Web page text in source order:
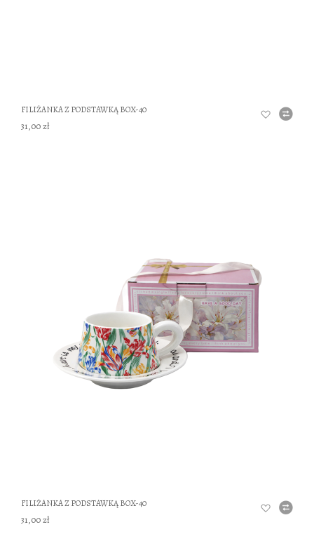
FILIŻANKA Z PODSTAWKĄ BOX-40
31,00 zł
FILIŻANKA Z PODSTAWKĄ BOX-40
31,00 zł